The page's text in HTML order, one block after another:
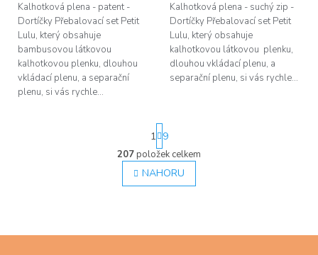
Kalhotková plena - patent -
Dortíčky Přebalovací set Petit
Lulu, který obsahuje
bambusovou látkovou
kalhotkovou plenku, dlouhou
vkládací plenu, a separační
plenu, si vás rychle...
Kalhotková plena - suchý zip -
Dortíčky Přebalovací set Petit
Lulu, který obsahuje
kalhotkovou látkovou plenku,
dlouhou vkládací plenu, a
separační plenu, si vás rychle...
O
v
l
t
r
á
n
k
n
1 9
207 položek celkem
NAHORU